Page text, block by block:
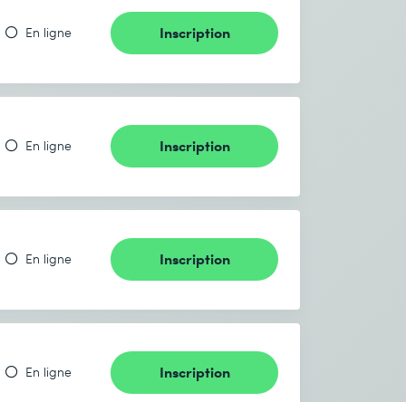
En ligne Inscription
En ligne Inscription
En ligne Inscription
En ligne Inscription